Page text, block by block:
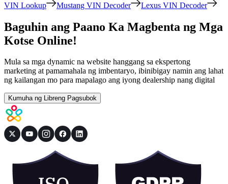
VIN Lookup
Mustang VIN Decoder Lexus VIN Decoder
Baguhin ang Paano Ka Magbenta ng Mga
Kotse Online!
Mula sa mga dynamic na website hanggang sa ekspertong
marketing at pamamahala ng imbentaryo, ibinibigay namin ang lahat
ng kailangan mo para mapalago ang iyong dealership nang digital
Kumuha ng Libreng Pagsubok